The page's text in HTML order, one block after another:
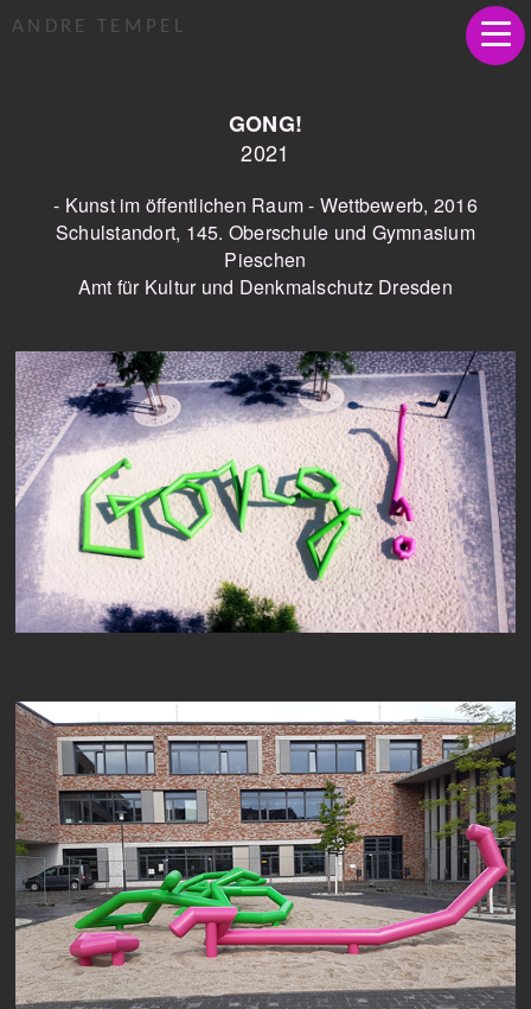
ANDRE TEMPEL
GONG!
2021
- Kunst im öffentlichen Raum - Wettbewerb, 2016
Schulstandort, 145. Oberschule und Gymnasium
Pieschen
Amt für Kultur und Denkmalschutz Dresden